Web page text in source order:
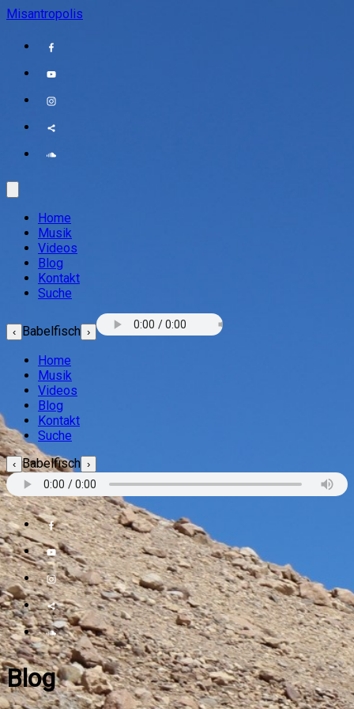
Misantropolis
Home
Musik
Videos
Blog
Kontakt
Suche
‹ Babelfisch ›
Home
Musik
Videos
Blog
Kontakt
Suche
‹ Babelfisch ›
Blog